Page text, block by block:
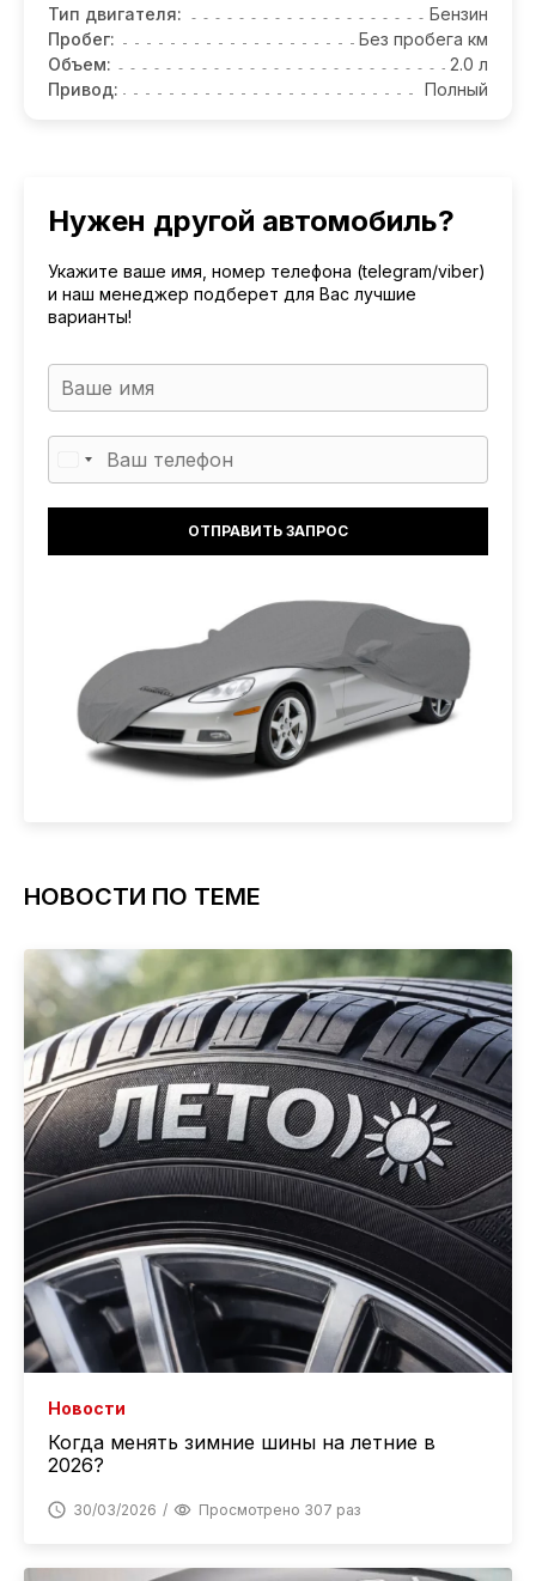
Тип двигателя:
Бензин
Пробег:
Без пробега км
Объем:
2.0 л
Привод:
Полный
Нужен другой автомобиль?
Укажите ваше имя, номер телефона (telegram/viber)
и наш менеджер подберет для Вас лучшие
варианты!
НОВОСТИ ПО ТЕМЕ
Новости
Когда менять зимние шины на летние в
2026?
30/03/2026 Просмотрено 307 раз